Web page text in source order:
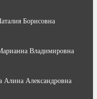
Борисовна
Владимировна
Алина Александровна